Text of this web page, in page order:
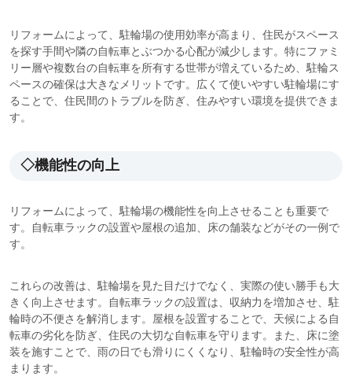
リフォームによって、駐輪場の使用効率が高まり、住民がスペース
を探す手間や隣の自転車とぶつかる心配が減少します。特にファミ
リー層や複数台の自転車を所有する世帯が増えているため、駐輪ス
ペースの確保は大きなメリットです。広くて使いやすい駐輪場にす
ることで、住民間のトラブルを防ぎ、住みやすい環境を提供できま
す。
◇機能性の向上
リフォームによって、駐輪場の機能性を向上させることも重要で
す。自転車ラックの設置や屋根の追加、床の舗装などがその一例で
す。
これらの改善は、駐輪場を見た目だけでなく、実際の使い勝手も大
きく向上させます。自転車ラックの設置は、収納力を増加させ、駐
輪時の不便さを解消します。屋根を設置することで、天候による自
転車の劣化を防ぎ、住民の大切な自転車を守ります。また、床に塗
装を施すことで、雨の日でも滑りにくくなり、駐輪時の安全性が高
まります。